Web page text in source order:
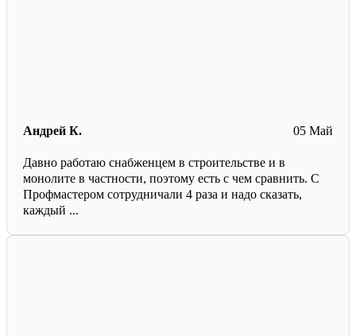
05 Май
Андрей К.
Давно работаю снабженцем в строительстве и в
монолите в частности, поэтому есть с чем сравнить. С
Профмастером сотрудничали 4 раза и надо сказать,
каждый ...